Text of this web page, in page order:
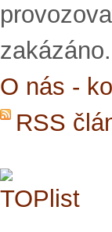
zakázáno.
O nás -
RSS